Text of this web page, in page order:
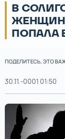
В
ПОПАЛА
ПОДЕЛИТЕСЬ, ЭТО
30.11.-0001 01:50